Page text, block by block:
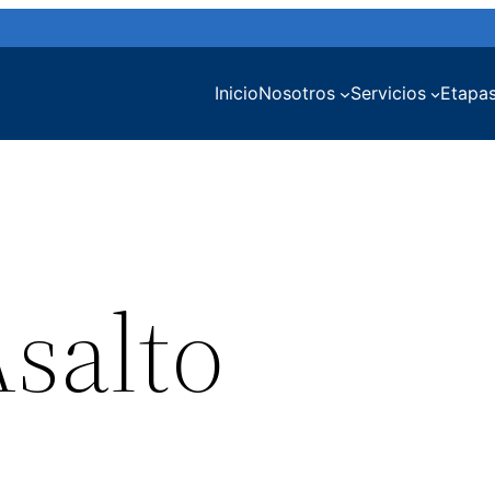
InicioNosotros Servicios